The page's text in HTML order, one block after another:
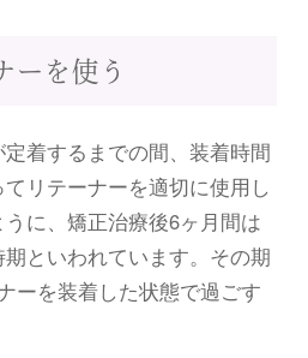
ーを使う
着するまでの間、装着時間
リテーナーを適切に使用し
に、矯正治療後6ヶ月間は
といわれています。その期
ーを装着した状態で過ごす